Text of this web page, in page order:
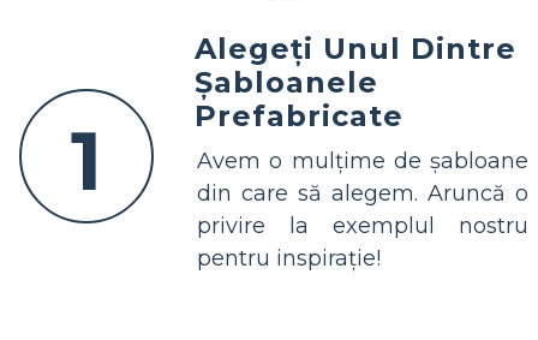
1
Alegeți Unul Dintre
Șabloanele
Prefabricate
Avem o mulțime de șabloane
din care să alegem. Aruncă o
privire la exemplul nostru
pentru inspirație!